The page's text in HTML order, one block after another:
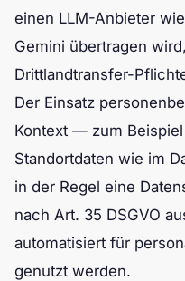
einen LLM-Anbieter
Gemini übertragen
Drittlandtransfer-
Der Einsatz
Kontext — zum
Standortdaten wie im
in der Regel eine
nach Art. 35 DSGVO
automatisiert für
genutzt werden.